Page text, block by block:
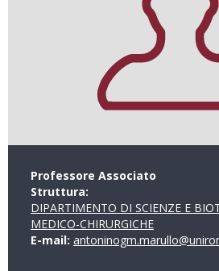
Professore Associato
Struttura:
DIPARTIMENTO DI SCIENZE E
MEDICO-CHIRURGICHE
E-mail: